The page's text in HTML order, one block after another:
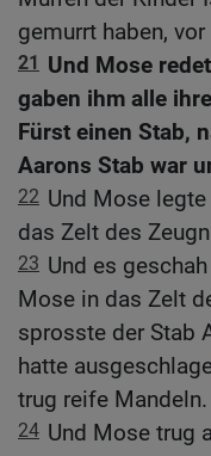
gemurrt haben,
21
Und Mose
gaben ihm alle
Fürst einen Stab,
Aarons Stab war
22 Und Mose legte
das Zelt des
23 Und es
Mose in das Zelt
sprosste der Stab
hatte
trug reife Mandeln.
24 Und Mose trug